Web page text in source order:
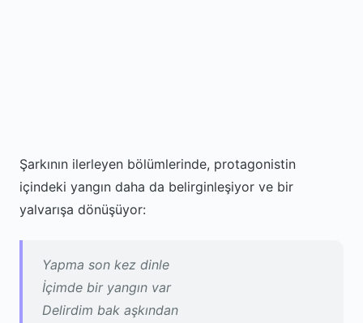
Şarkının ilerleyen bölümlerinde, protagonistin
içindeki yangın daha da belirginleşiyor ve bir
yalvarışa dönüşüyor:
Yapma son kez dinle
İçimde bir yangın var
Delirdim bak aşkından